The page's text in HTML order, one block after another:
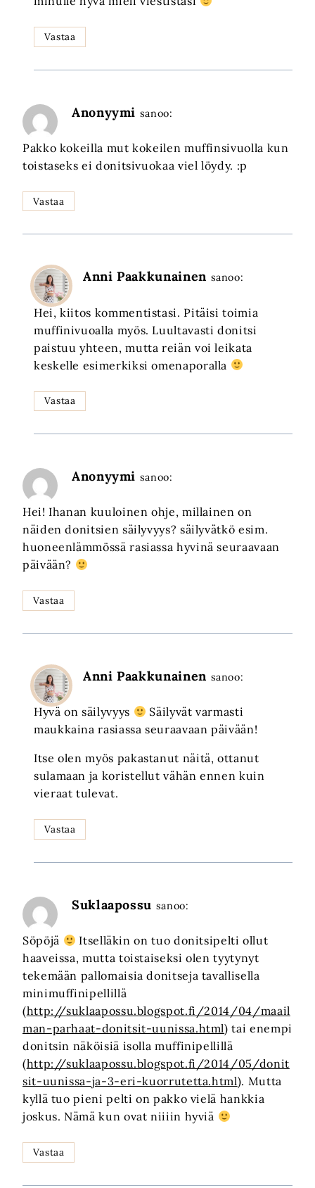
Vastaa
Anonyymi sanoo:
Pakko kokeilla mut kokeilen muffinsivuolla kun
toistaseks ei donitsivuokaa viel löydy. :p
Vastaa
Anni Paakkunainen sanoo:
Hei, kiitos kommentistasi. Pitäisi toimia
muffinivuoalla myös. Luultavasti donitsi
paistuu yhteen, mutta reiän voi leikata
keskelle esimerkiksi omenaporalla
Vastaa
Anonyymi sanoo:
Hei! Ihanan kuuloinen ohje, millainen on
näiden donitsien säilyvyys? säilyvätkö esim.
huoneenlämmössä rasiassa hyvinä seuraavaan
päivään?
Vastaa
Anni Paakkunainen sanoo:
Hyvä on säilyvyys
Säilyvät varmasti
maukkaina rasiassa seuraavaan päivään!
Itse olen myös pakastanut näitä, ottanut
sulamaan ja koristellut vähän ennen kuin
vieraat tulevat.
Vastaa
Suklaapossu sanoo:
Söpöjä
Itselläkin on tuo donitsipelti ollut
haaveissa, mutta toistaiseksi olen tyytynyt
tekemään pallomaisia donitseja tavallisella
minimuffinipellillä
(http://suklaapossu.blogspot.fi/2014/04/maail
man-parhaat-donitsit-uunissa.html) tai enempi
donitsin näköisiä isolla muffinipellillä
(http://suklaapossu.blogspot.fi/2014/05/donit
sit-uunissa-ja-3-eri-kuorrutetta.html). Mutta
kyllä tuo pieni pelti on pakko vielä hankkia
joskus. Nämä kun ovat niiiin hyviä
Vastaa